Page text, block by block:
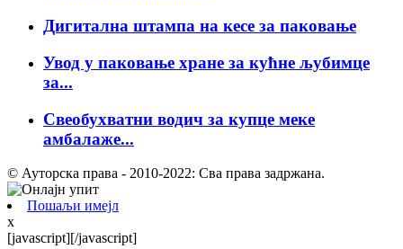
Дигитална штампа на кесе за паковање
Увод у паковање хране за кућне љубимце
за...
Свеобухватни водич за купце меке
амбалаже...
© Ауторска права - 2010-2022: Сва права задржана.
Пошаљи имејл
x
[javascript][/javascript]